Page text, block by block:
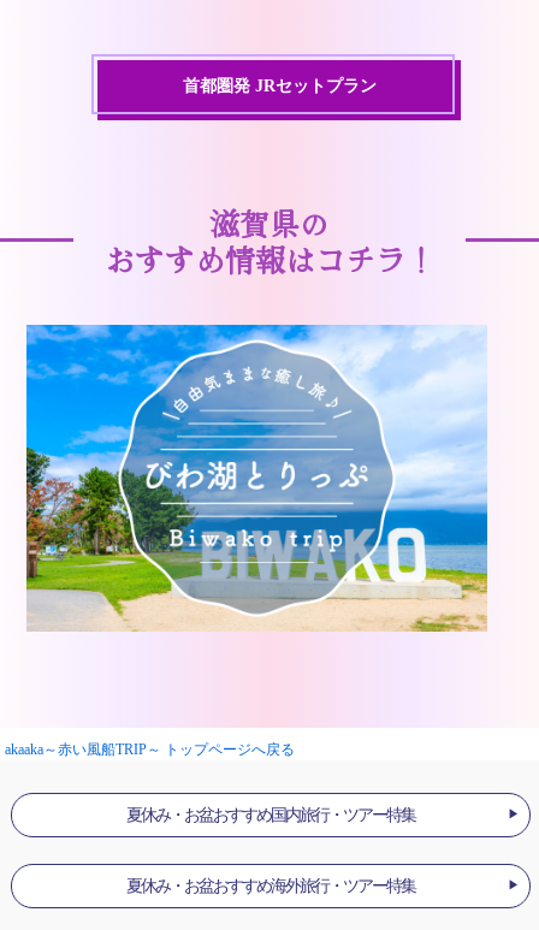
首都圏発 JRセットプラン
滋賀県の
おすすめ情報はコチラ！
akaaka～赤い風船TRIP～ トップページへ戻る
夏休み・お盆おすすめ国内旅行・ツアー特集
夏休み・お盆おすすめ海外旅行・ツアー特集